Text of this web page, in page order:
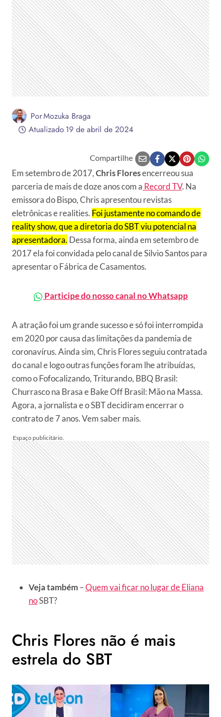
PorMozuka Braga
Atualizado19 de abril de 2024
Compartilhe
Em setembro de 2017,Chris Floresencerreou sua
parceria de mais de doze anos com a Record TV. Na
emissora do Bispo, Chris apresentou revistas
eletrônicas e realities. Foi justamente no comando de
reality show, que a diretoria do SBT viu potencial na
apresentadora. Dessa forma, ainda em setembro de
2017 ela foi convidada pelo canal de Silvio Santos para
apresentar o Fábrica de Casamentos.
Participe do nosso canal no Whatsapp
A atração foi um grande sucesso e só foi interrompida
em 2020 por causa das limitações da pandemia de
coronavírus. Ainda sim, Chris Flores seguiu contratada
do canal e logo outras funções foram lhe atribuídas,
como o Fofocalizando, Triturando, BBQ Brasil:
Churrasco na Brasa e Bake Off Brasil: Mão na Massa.
Agora, a jornalista e o SBT decidiram encerrar o
contrato de 7 anos. Vem saber mais.
Veja também–Quem vai ficar no lugar de Eliana
noSBT?
Chris Flores não é mais
estrela do SBT